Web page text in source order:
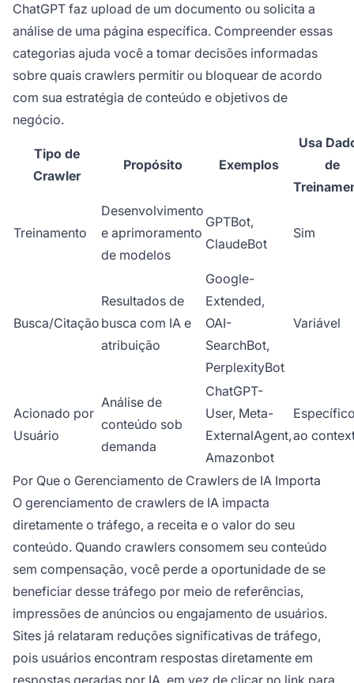
ChatGPT faz upload de um documento ou solicita a
análise de uma página específica. Compreender essas
categorias ajuda você a tomar decisões informadas
sobre quais crawlers permitir ou bloquear de acordo
com sua estratégia de conteúdo e objetivos de
negócio.
Tipo de
Crawler
Propósito Exemplos
Usa
de
Treinamento
Desenvolvimento
e aprimoramento
de modelos
GPTBot,
ClaudeBot
Sim
Busca/Citação
Resultados de
busca com IA e
atribuição
Google-
Extended,
OAI-
SearchBot,
PerplexityBot
Variável
Acionado por
Usuário
Análise de
conteúdo sob
demanda
ChatGPT-
User, Meta-
ExternalAgent,
Amazonbot
ao
Por Que o Gerenciamento de Crawlers de IA Importa
O gerenciamento de crawlers de IA impacta
diretamente o tráfego, a receita e o valor do seu
conteúdo. Quando crawlers consomem seu conteúdo
sem compensação, você perde a oportunidade de se
beneficiar desse tráfego por meio de referências,
impressões de anúncios ou engajamento de usuários.
Sites já relataram reduções significativas de tráfego,
pois usuários encontram respostas diretamente em